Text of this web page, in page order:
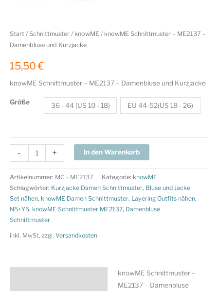
Start / Schnittmuster / knowME / knowME Schnittmuster – ME2137 –
Damenbluse und Kurzjacke
15,50€
knowME Schnittmuster – ME2137 – Damenbluse und Kurzjacke
Größe 36 - 44 (US 10 - 18) EU 44-52(US 18 - 26)
-
knowME
Schnittmuster
-
ME2137
-
Damenbluse
und
Kurzjacke
+ In den Warenkorb
Artikelnummer: MC - ME2137 Kategorie: knowME
Schlagwörter: Kurzjacke Damen Schnittmuster, Bluse und Jacke
Set nähen, knowME Damen Schnittmuster, Layering Outfits nähen,
N5+Y5, knowME Schnittmuster ME2137, Damenbluse
Schnittmuster
inkl. MwSt. zzgl. Versandkosten
knowME Schnittmuster –
ME2137 – Damenbluse